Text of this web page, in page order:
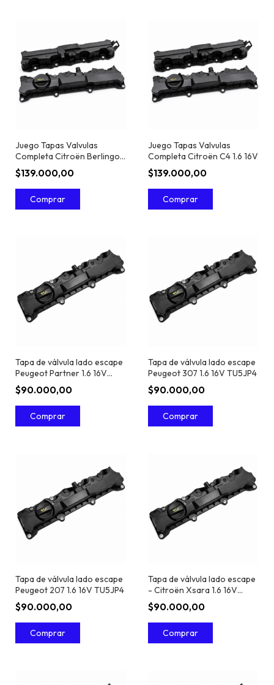
Juego Tapas Valvulas
Completa Citroën Berlingo
1.6 16V
$139.000,00
Juego Tapas Valvulas
Completa Citroën C4 1.6 16V
$139.000,00
Tapa de válvula lado escape
Peugeot Partner 1.6 16V
TU5JP4
$90.000,00
Tapa de válvula lado escape
Peugeot 307 1.6 16V TU5JP4
$90.000,00
Tapa de válvula lado escape
Peugeot 207 1.6 16V TU5JP4
$90.000,00
Tapa de válvula lado escape
- Citroën Xsara 1.6 16V
TU5JP4
$90.000,00